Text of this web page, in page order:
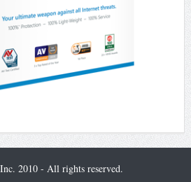
2010 - All rights reserved.